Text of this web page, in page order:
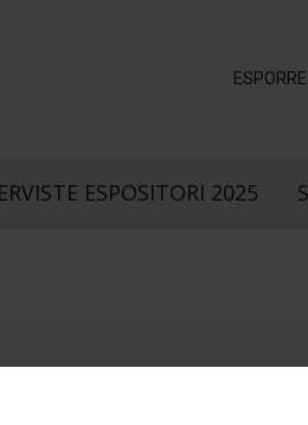
ESPORRE
ESPOSITORI 2025